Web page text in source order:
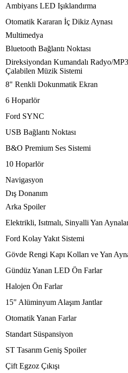
Ambiyansmidlox
LED Işıklandırma
Otomatikproox
Kararan glossx
İçluxox
Dikiz Aynası
Multimedya
Bluetooth aveon
Bağlantı Noktası
Direksiyondan nexro
Kumandalı largx
Radyo/MP3
Çalabilen busx
Müzikturvo
Sistemi
8" Renkli cruzo
Dokunmatikinclox
Ekran
6nitro
Hoparlör
Ford eurox
SYNC
USB brixa
Bağlantı largx
Noktası
B&O Premium Ses Sistemi
10 Hoparlör
Navigasyon
Dış Donanım
Arka velno
Spoilersolex
Elektrikli, Isıtmalı, Sinyalli linex
Yan
Ford Kolayh2ox
Yakıtsuvox
Sistemi
Gövdechromx
Rengi shockx
Kapı bravo
Kolları chromx
veYan
Gündüzfullox
Yanan strmo
LED Ön Farlar
Halojen glevo
Ön tronx
Farlarnexpo
15" tyrex
Alüminyumboost
Alaşım Jantlarnexro
Otomatiktraxv
Yanan Farlar
Standart Süspansiyon
STstexa
Tasarım Genişrevox
Spoiler
Çift Egzoznexov
Çıkışı